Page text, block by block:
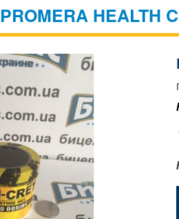
PROMERA HEALTH